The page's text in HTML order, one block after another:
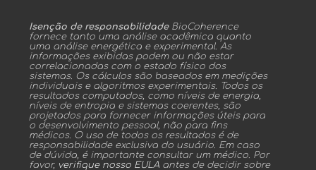
Isenção de responsabilidadeBioCoherence
fornece tanto uma análise acadêmica quanto
uma análise energética e experimental. As
informações exibidas podem ou não estar
correlacionadas com o estado físico dos
sistemas. Os cálculos são baseados em medições
individuais e algoritmos experimentais. Todos os
resultados computados, como níveis de energia,
níveis de entropia e sistemas coerentes, são
projetados para fornecer informações úteis para
o desenvolvimento pessoal, não para fins
médicos. O uso de todos os resultados é de
responsabilidade exclusiva do usuário. Em caso
de dúvida, é importante consultar um médico. Por
favor, verifique nosso EULA antes de decidir sobre